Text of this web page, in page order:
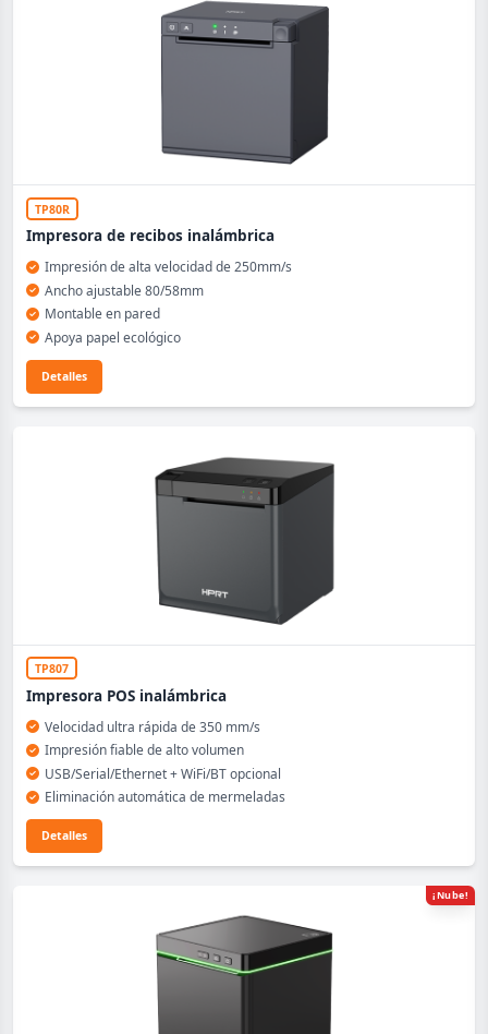
TP80R
Impresora de recibos inalámbrica
Impresión de alta velocidad de 250mm/s
Ancho ajustable 80/58mm
Montable en pared
Apoya papel ecológico
Detalles
TP807
Impresora POS inalámbrica
Velocidad ultra rápida de 350 mm/s
Impresión fiable de alto volumen
USB/Serial/Ethernet + WiFi/BT opcional
Eliminación automática de mermeladas
Detalles
¡Nube!